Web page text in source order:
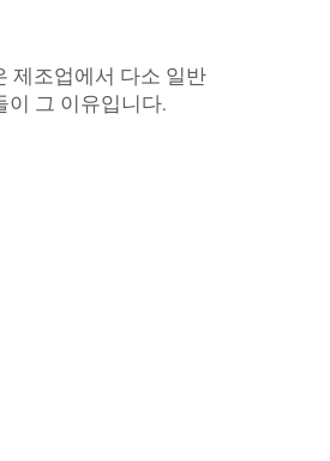
제조업에서 다소 일반
그 이유입니다.